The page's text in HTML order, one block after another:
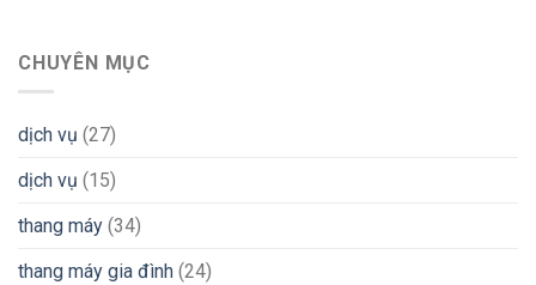
CHUYÊN MỤC
dịch vụ (27)
dịch vụ (15)
thang máy (34)
thang máy gia đình (24)